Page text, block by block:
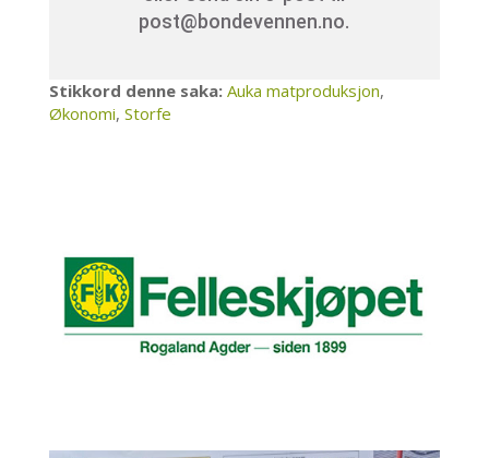
post@bondevennen.no.
Stikkord denne saka: Auka matproduksjon,
Økonomi, Storfe